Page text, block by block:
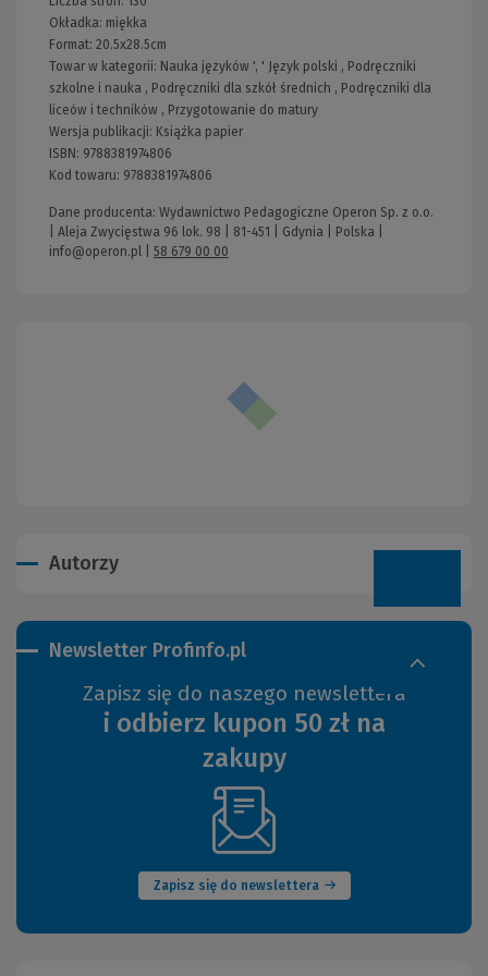
Okładka: miękka
Format: 20.5x28.5cm
Towar w kategorii: Nauka języków ', ' Język polski , Podręczniki
szkolne i nauka , Podręczniki dla szkół średnich , Podręczniki dla
liceów i techników , Przygotowanie do matury
Wersja publikacji: Książka papier
ISBN: 9788381974806
Kod towaru: 9788381974806
Dane producenta: Wydawnictwo Pedagogiczne Operon Sp. z o.o.
| Aleja Zwycięstwa 96 lok. 98 | 81-451 | Gdynia | Polska |
info@operon.pl
58 679 00 00
Autorzy
Newsletter Profinfo.pl
Zapisz się do naszego newslettera
i odbierz kupon 50 zł na
zakupy
Zapisz się do newslettera
(Nowe
okno)